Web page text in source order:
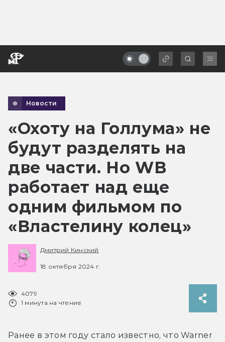
Новости
«Охоту на Голлума» не
будут разделять на
две части. Но WB
работает над еще
одним фильмом по
«Властелину колец»
Дмитрий Кинский
18 октября 2024 г.
4079
1 минута на чтение
Ранее в этом году стало известно, что Warner